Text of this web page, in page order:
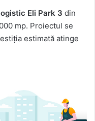
Eli Park 3 din
mp. Proiectul se
estimată atinge